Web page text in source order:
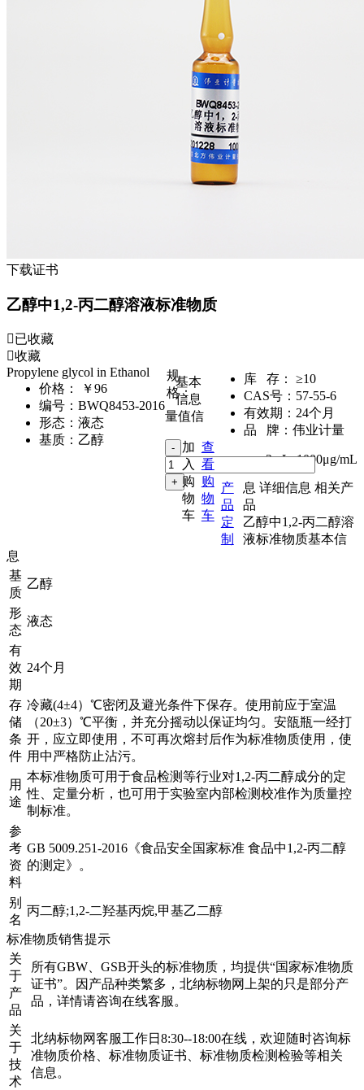
下载证书
乙醇中1,2-丙二醇溶液标准物质
已收藏
收藏
Propylene glycol in Ethanol
价格：
￥96
编号： BWQ8453-2016
形态： 液态
基质： 乙醇
库 存：
≥10
CAS号： 57-55-6
有效期： 24个月
品 牌： 伟业计量
规
格：
2mL,1000μg/mL
加
入
购
物
车
查
看
购
物
车
产
品
定
制
基本
信息
量值信
息 详细信息 相关产
品
乙醇中1,2-丙二醇溶
液标准物质基本信
息
基
质
乙醇
形
态
液态
有
效
期
24个月
存
储
条
件
冷藏(4±4）℃密闭及避光条件下保存。使用前应于室温
（20±3）℃平衡，并充分摇动以保证均匀。安瓿瓶一经打
开，应立即使用，不可再次熔封后作为标准物质使用，使
用中严格防止沾污。
用
途
本标准物质可用于食品检测等行业对1,2-丙二醇成分的定
性、定量分析，也可用于实验室内部检测校准作为质量控
制标准。
参
考
资
料
GB 5009.251-2016《食品安全国家标准 食品中1,2-丙二醇
的测定》。
别
名
丙二醇;1,2-二羟基丙烷,甲基乙二醇
标准物质销售提示
关
于
产
品
所有GBW、GSB开头的标准物质，均提供“国家标准物质
证书”。因产品种类繁多，北纳标物网上架的只是部分产
品，详情请咨询在线客服。
关
于
技
术
北纳标物网客服工作日8:30--18:00在线，欢迎随时咨询标
准物质价格、标准物质证书、标准物质检测检验等相关
信息。